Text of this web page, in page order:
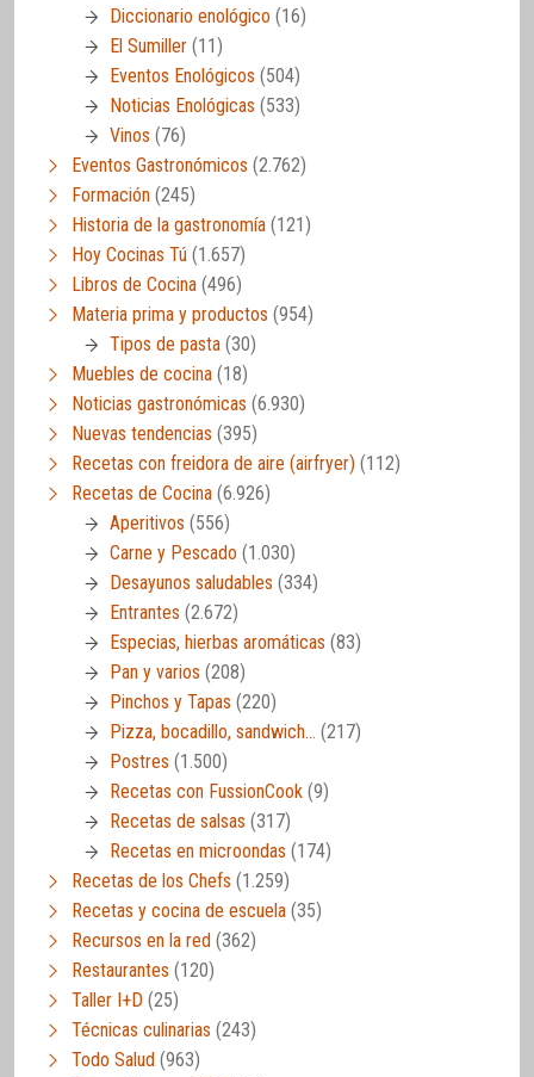
Diccionario enológico (16)
El Sumiller (11)
Eventos Enológicos (504)
Noticias Enológicas (533)
Vinos (76)
Eventos Gastronómicos (2.762)
Formación (245)
Historia de la gastronomía (121)
Hoy Cocinas Tú (1.657)
Libros de Cocina (496)
Materia prima y productos (954)
Tipos de pasta (30)
Muebles de cocina (18)
Noticias gastronómicas (6.930)
Nuevas tendencias (395)
Recetas con freidora de aire (airfryer) (112)
Recetas de Cocina (6.926)
Aperitivos (556)
Carne y Pescado (1.030)
Desayunos saludables (334)
Entrantes (2.672)
Especias, hierbas aromáticas (83)
Pan y varios (208)
Pinchos y Tapas (220)
Pizza, bocadillo, sandwich… (217)
Postres (1.500)
Recetas con FussionCook (9)
Recetas de salsas (317)
Recetas en microondas (174)
Recetas de los Chefs (1.259)
Recetas y cocina de escuela (35)
Recursos en la red (362)
Restaurantes (120)
Taller I+D (25)
Técnicas culinarias (243)
Todo Salud (963)